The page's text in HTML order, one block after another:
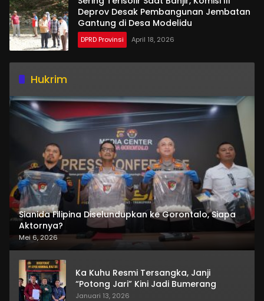
Deprov Desak Pembangunan Jembatan
Gantung di Desa Modelidu
DPRD Provinsi April 18, 2026
Hukrim
Sianida Filipina Diselundupkan ke Gorontalo, Siapa
Aktornya?
Mei 6, 2026
Ka Kuhu Resmi Tersangka, Janji
“Potong Jari” Kini Jadi Bumerang
Januari 13, 2026